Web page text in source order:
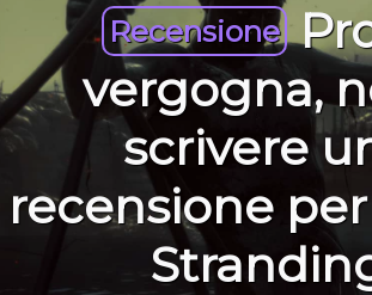
Recensione
vergogna,
scrivere
recensione